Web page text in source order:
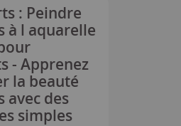
: Peindre
à l aquarelle
- Apprenez
la beauté
avec des
simples